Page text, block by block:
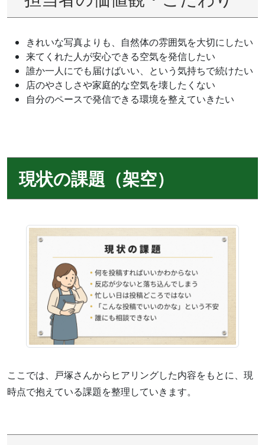
きれいな写真よりも、自然体の雰囲気を大切にしたい
来てくれた人が安心できる空気を発信したい
誰か一人にでも届けばいい、という気持ちで続けたい
店のやさしさや家庭的な空気を壊したくない
自分のペースで発信できる環境を整えていきたい
現状の課題（架空）
ここでは、戸塚さんからヒアリングした内容をもとに、現
時点で抱えている課題を整理していきます。